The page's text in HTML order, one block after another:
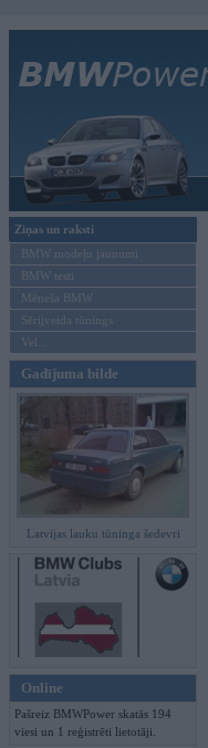
Ziņas un raksti
BMW modeļu jaunumi
BMW testi
Mēneša BMW
Sērijveida tūnings
Vel...
Gadījuma bilde
Latvijas lauku tūninga šedevri
Online
Pašreiz BMWPower skatās 194
viesi un 1 reģistrēti lietotāji.